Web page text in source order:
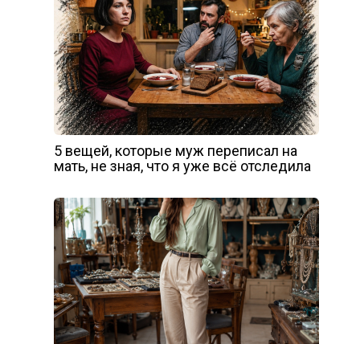
5 вещей, которые муж переписал на
мать, не зная, что я уже всё отследила